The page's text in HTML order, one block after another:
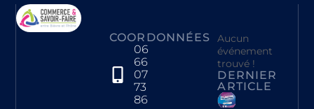
COORDONNÉES
06
66
07
73
86
Aucun
événement
trouvé !
DERNIER
ARTICLE